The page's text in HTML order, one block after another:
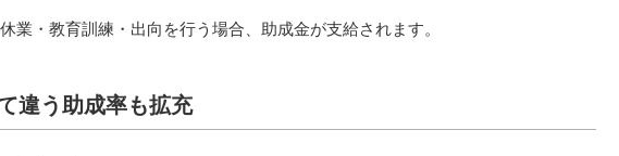
業・教育訓練・出向を行う場合、助成金が支給されます。
違う助成率も拡充